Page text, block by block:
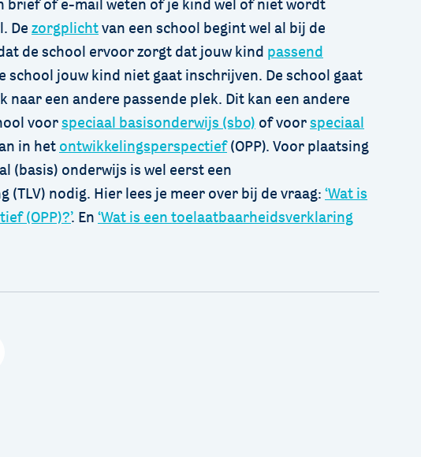
brief of e-mail weten of je kind wel of niet wordt
De zorgplichtvan een school begint wel al bij de
de school ervoor zorgt dat jouw kind passend
school jouw kind niet gaat inschrijven. De school gaat
naar een andere passende plek. Dit kan een andere
voorspeciaal basisonderwijs (sbo) of voorspeciaal
in het ontwikkelingsperspectief(OPP). Voor plaatsing
(basis) onderwijs is wel eerst een
nodig. Hier lees je meer over bij de vraag: ‘Wat is
(OPP)?’. En ‘Wat is een toelaatbaarheidsverklaring